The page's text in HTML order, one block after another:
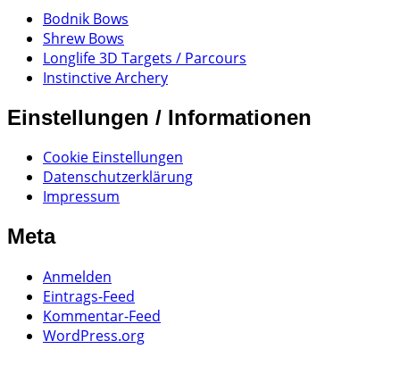
Bodnik Bows
Shrew Bows
Longlife 3D Targets / Parcours
Instinctive Archery
Einstellungen / Informationen
Cookie Einstellungen
Datenschutzerklärung
Impressum
Meta
Anmelden
Eintrags-Feed
Kommentar-Feed
WordPress.org